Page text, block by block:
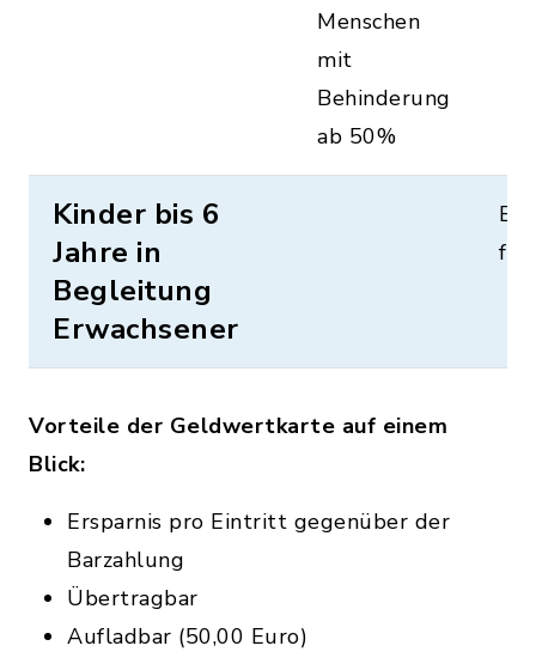
Menschen
mit
Behinderung
ab 50%
Kinder bis 6
Jahre in
Begleitung
Erwachsener
frei
Vorteile der Geldwertkarte auf einem
Blick:
Ersparnis pro Eintritt gegenüber der
Barzahlung
Übertragbar
Aufladbar (50,00 Euro)